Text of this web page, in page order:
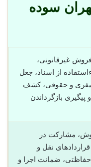
سوده
غیرقانونی،
از اسناد، جعل
و حقوقی، کشف
بازگرداندن
مشارکت در
نقل و
حفاظتی، ضمانت اجرا و